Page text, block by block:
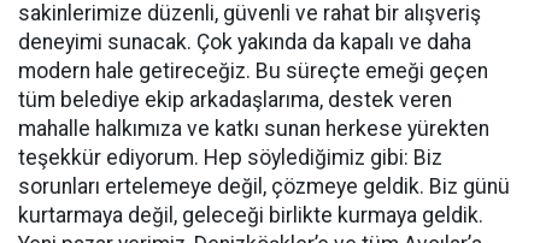
sakinlerimize düzenli, güvenli ve rahat bir alışveriş
deneyimi sunacak. Çok yakında da kapalı ve daha
modern hale getireceğiz. Bu süreçte emeği geçen
tüm belediye ekip arkadaşlarıma, destek veren
mahalle halkımıza ve katkı sunan herkese yürekten
teşekkür ediyorum. Hep söylediğimiz gibi: Biz
sorunları ertelemeye değil, çözmeye geldik. Biz günü
kurtarmaya değil, geleceği birlikte kurmaya geldik.